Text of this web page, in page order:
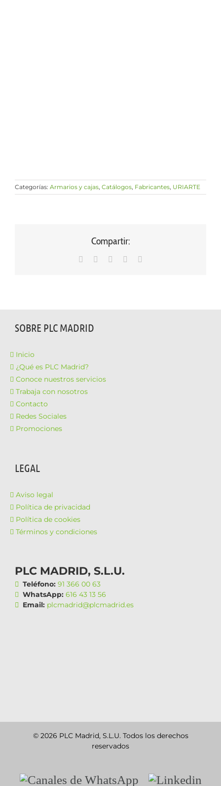
Categorías: Armarios y cajas, Catálogos, Fabricantes, URIARTE
Compartir:
WhatsAppLinkedInFacebook
SOBRE PLC MADRID
Inicio
¿Qué es PLC Madrid?
Conoce nuestros servicios
Trabaja con nosotros
Contacto
Redes Sociales
Promociones
LEGAL
Aviso legal
Política de privacidad
Política de cookies
Términos y condiciones
PLC MADRID, S.L.U.
Teléfono: 91 366 00 63
WhatsApp: 616 43 13 56
Email: plcmadrid@plcmadrid.es
© 2026 PLC Madrid, S.L.U. Todos los derechos
reservados
Canales
Linkedin